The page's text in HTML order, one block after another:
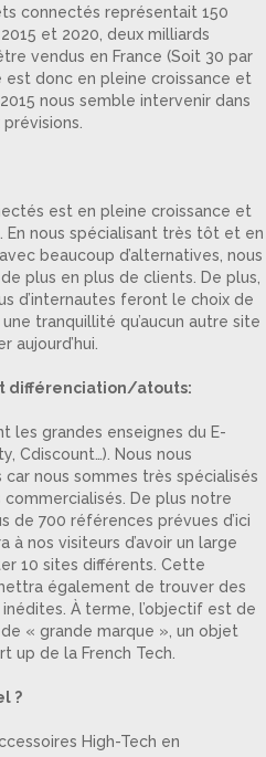
connectés représentait 150
et 2020, deux milliards
vendus en France (Soit 30 par
donc en pleine croissance et
nous semble intervenir dans
est en pleine croissance et
En nous spécialisant très tôt et en
beaucoup d’alternatives, nous
plus en plus de clients. De plus,
d’internautes feront le choix de
tranquillité qu’aucun autre site
différenciation/atouts:
les grandes enseignes du E-
Cdiscount…). Nous nous
nous sommes très spécialisés
De plus notre
de 700 références prévues d’ici
à nos visiteurs d’avoir un large
10 sites différents. Cette
également de trouver des
À terme, l’objectif est de
« grande marque », un objet
up de la French Tech.
?
High-Tech en